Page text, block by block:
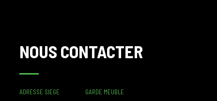
NOUS CONTACTER
ADRESSE SIEGE GARDE MEUBLE